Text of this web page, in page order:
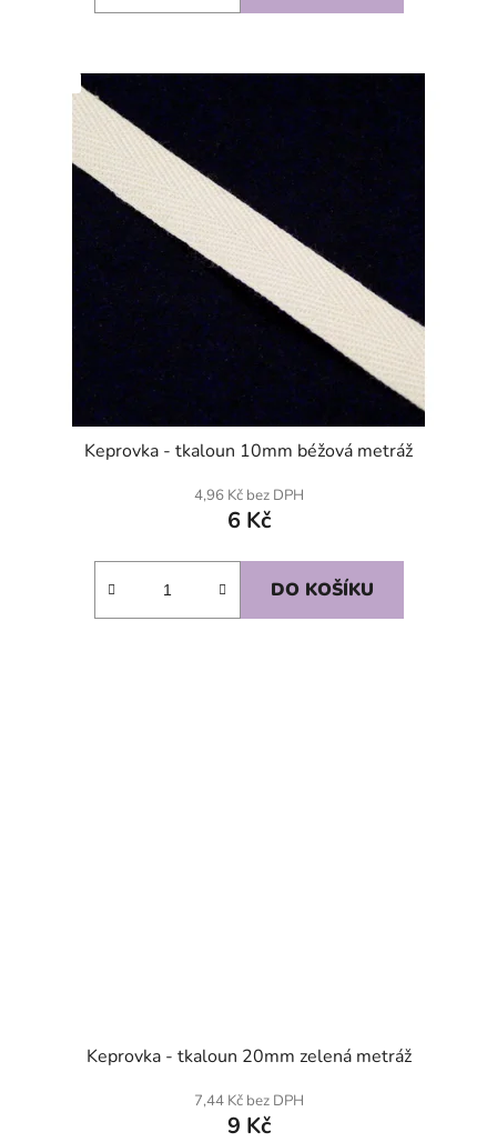
Keprovka - tkaloun 10mm béžová metráž
4,96 Kč bez DPH
6 Kč
DO KOŠÍKU
Keprovka - tkaloun 20mm zelená metráž
7,44 Kč bez DPH
9 Kč